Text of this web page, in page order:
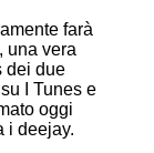
farà
una vera
dei due
I Tunes e
oggi
i deejay.